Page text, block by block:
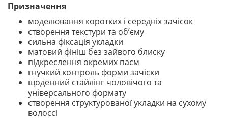
Призначення
моделювання коротких і середніх зачісок
створення текстури та об’єму
сильна фіксація укладки
матовий фініш без зайвого блиску
підкреслення окремих пасм
гнучкий контроль форми зачіски
щоденний стайлінг чоловічого та
універсального формату
створення структурованої укладки на сухому
волоссі